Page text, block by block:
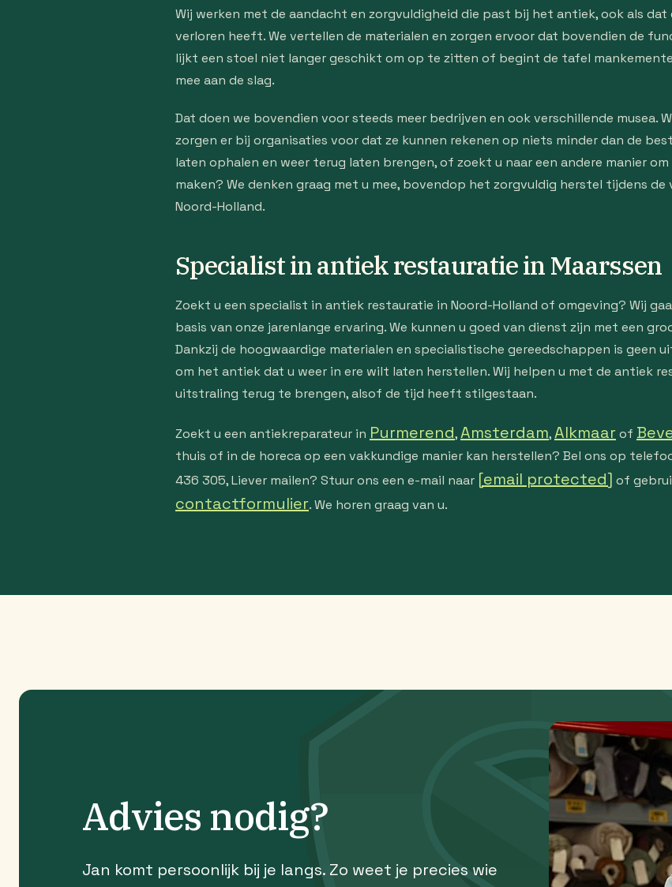
Wij werken met de aandacht en zorgvuldigheid die past bij het antiek, ook als dat
verloren heeft. We vertellen de materialen en zorgen ervoor dat bovendien de
lijkt een stoel niet langer geschikt om op te zitten of begint de tafel
mee aan de slag.
Dat doen we bovendien voor steeds meer bedrijven en ook verschillende musea.
zorgen er bij organisaties voor dat ze kunnen rekenen op niets minder dan de
laten ophalen en weer terug laten brengen, of zoekt u naar een andere manier
maken? We denken graag met u mee, bovendop het zorgvuldig herstel tijdens
Noord-Holland.
Specialist in antiek restauratie in Maarssen
Zoekt u een specialist in antiek restauratie in Noord-Holland of omgeving? Wij
basis van onze jarenlange ervaring. We kunnen u goed van dienst zijn met een
Dankzij de hoogwaardige materialen en specialistische gereedschappen is geen
om het antiek dat u weer in ere wilt laten herstellen. Wij helpen u met de antiek
uitstraling terug te brengen, alsof de tijd heeft stilgestaan.
Zoekt u een antiekreparateur in Purmerend,Amsterdam,Alkmaarof
thuis of in de horeca op een vakkundige manier kan herstellen? Bel ons op
436 305, Liever mailen? Stuur ons een e-mail naar [email protected] of
contactformulier. We horen graag van u.
Advies nodig?
Jan komt persoonlijk bij je langs. Zo weet je precies wie